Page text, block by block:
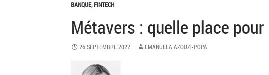
BANQUE,FINTECH
Métavers : quelle place
26 SEPTEMBRE 2022 EMANUELA AZOUZI-POPA